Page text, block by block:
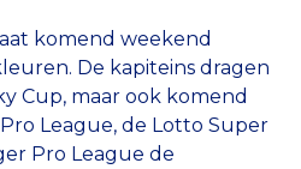
komend weekend
De kapiteins dragen
Cup, maar ook komend
League, de Lotto Super
Pro League de